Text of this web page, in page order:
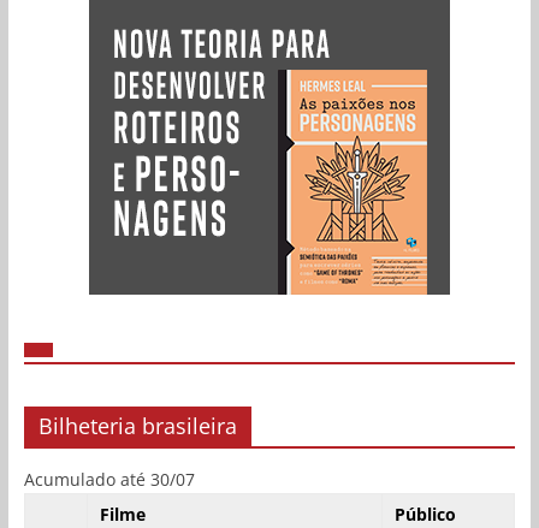
Bilheteria brasileira
Acumulado até 30/07
Filme
Público